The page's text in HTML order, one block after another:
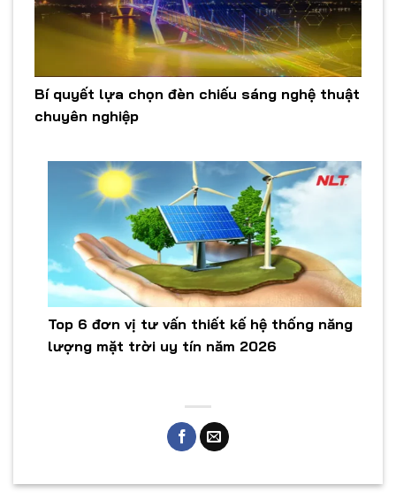
Bí quyết lựa chọn đèn chiếu sáng nghệ thuật
chuyên nghiệp
Top 6 đơn vị tư vấn thiết kế hệ thống năng
lượng mặt trời uy tín năm 2026